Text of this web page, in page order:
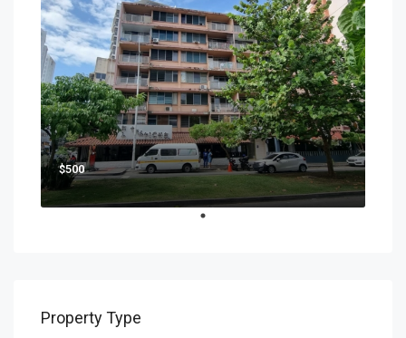
$500
Property Type